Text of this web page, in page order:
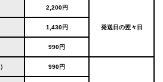
2,200円
発送日の翌々日
1,430円
990円
990円